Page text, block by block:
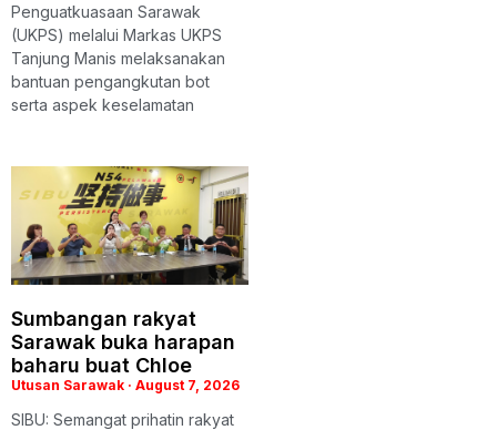
Penguatkuasaan Sarawak
(UKPS) melalui Markas UKPS
Tanjung Manis melaksanakan
bantuan pengangkutan bot
serta aspek keselamatan
Sumbangan rakyat
Sarawak buka harapan
baharu buat Chloe
Utusan Sarawak August 7, 2026
SIBU: Semangat prihatin rakyat